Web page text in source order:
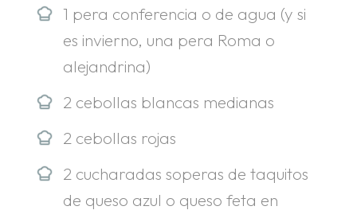
1 pera conferencia o de agua (y si
es invierno, una pera Roma o
alejandrina)
2 cebollas blancas medianas
2 cebollas rojas
2 cucharadas soperas de taquitos
de queso azul o queso feta en